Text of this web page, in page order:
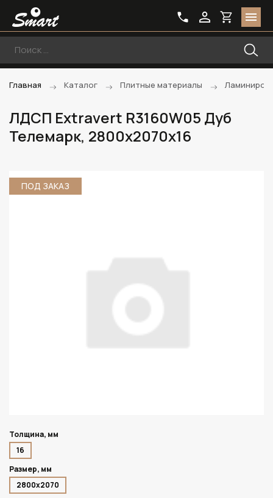
Главная Каталог Плитные материалы
ЛДСП Extravert R3160W05 Дуб
Телемарк, 2800х2070х16
ПОД ЗАКАЗ
Толщина, мм
16
Размер, мм
2800х2070